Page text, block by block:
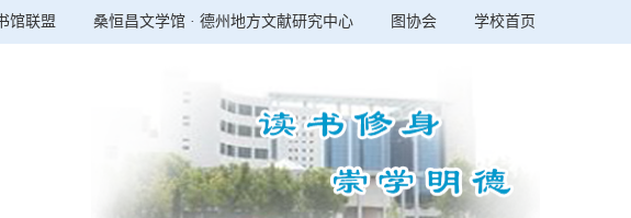
馆联盟 桑恒昌文学馆 · 德州地方文献研究中心 图协会 学校首页